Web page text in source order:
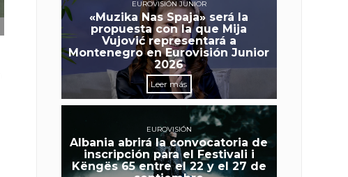
EUROVISIÓN JUNIOR
«Muzika Nas Spaja» será la
propuesta con la que Mija
Vujović representará a
Montenegro en Eurovisión Junior
2026
Leer más
EUROVISIÓN
Albania abrirá la convocatoria de
inscripción para el Festivali i
Këngës 65 entre el 22 y el 27 de